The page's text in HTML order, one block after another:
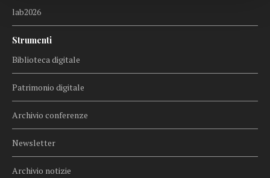
lab2026
Strumenti
Biblioteca digitale
Patrimonio digitale
Archivio conferenze
Newsletter
Archivio notizie